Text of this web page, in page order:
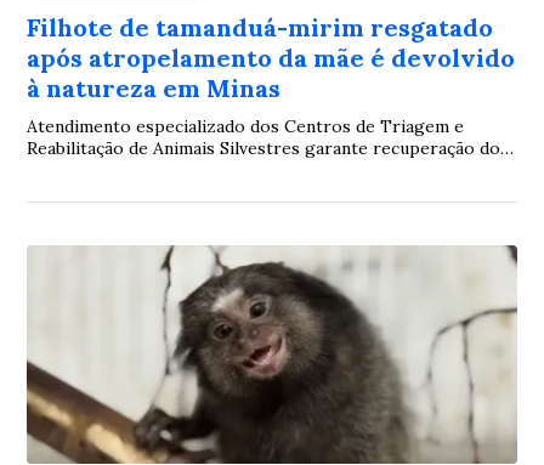
Filhote de tamanduá-mirim resgatado
após atropelamento da mãe é devolvido
à natureza em Minas
Atendimento especializado dos Centros de Triagem e
Reabilitação de Animais Silvestres garante recuperação do